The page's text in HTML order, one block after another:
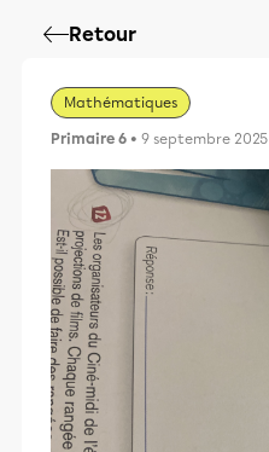
Retour
Mathématiques
Primaire 6 • 9 septembre 2025